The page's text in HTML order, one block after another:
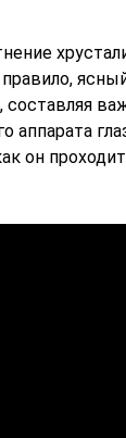
правило,
составляя
аппарата
он